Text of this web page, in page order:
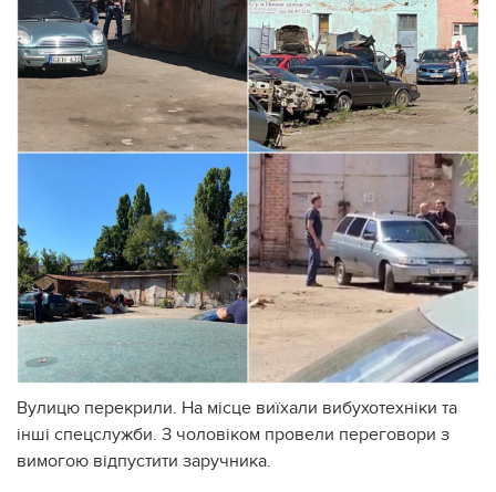
Вулицю перекрили. На місце виїхали вибухотехніки та
інші спецслужби. З чоловіком провели переговори з
вимогою відпустити заручника.